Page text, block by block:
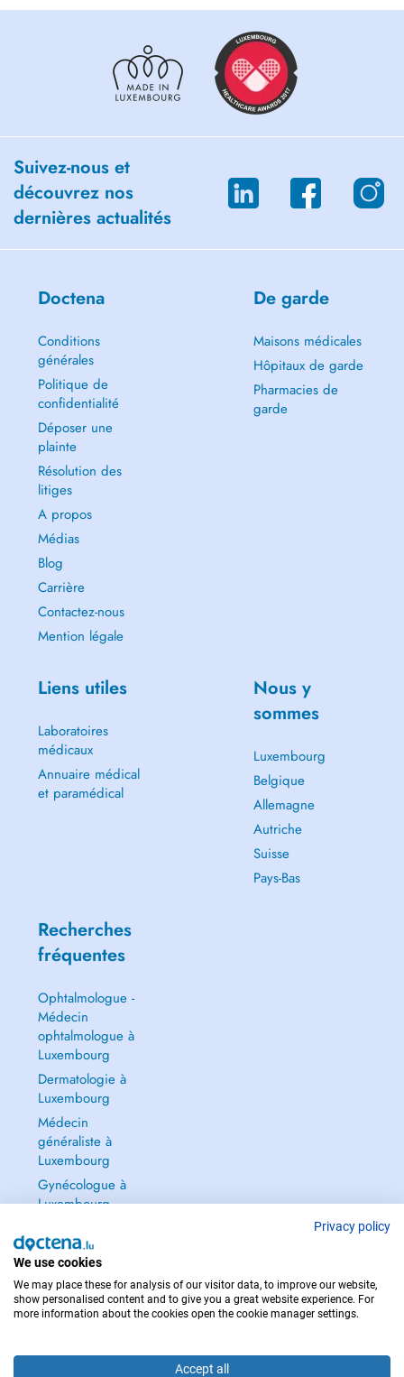
Suivez-nous et
découvrez nos
dernières actualités
Doctena
Conditions
générales
Politique de
confidentialité
Déposer une
plainte
Résolution des
litiges
A propos
Médias
Blog
Carrière
Contactez-nous
Mention légale
De garde
Maisons médicales
Hôpitaux de garde
Pharmacies de
garde
Liens utiles
Laboratoires
médicaux
Annuaire médical
et paramédical
Nous y
sommes
Luxembourg
Belgique
Allemagne
Autriche
Suisse
Pays-Bas
Recherches
fréquentes
Ophtalmologue -
Médecin
ophtalmologue à
Luxembourg
Dermatologie à
Luxembourg
Médecin
généraliste à
Luxembourg
Gynécologue à
Luxembourg
POUR LES URGENCES, CONSULTEZ : 112
Privacy policy
We use cookies
We may place these for analysis of our visitor data, to improve our website,
show personalised content and to give you a great website experience. For
more information about the cookies open the cookie manager settings.
Accept all